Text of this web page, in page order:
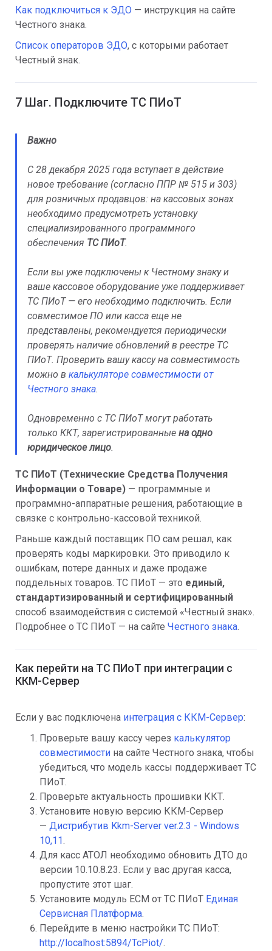
Как подключиться к ЭДО — инструкция на сайте
Честного знака.
Список операторов ЭДО, с которыми работает
Честный знак.
7 Шаг. Подключите ТС ПИоТ
Важно
С 28 декабря 2025 года вступает в действие
новое требование (согласно ППР № 515 и 303)
для розничных продавцов: на кассовых зонах
необходимо предусмотреть установку
специализированного программного
обеспечения ТС ПИоТ.
Если вы уже подключены к Честному знаку и
ваше кассовое оборудование уже поддерживает
ТС ПИоТ — его необходимо подключить. Если
совместимое ПО или касса еще не
представлены, рекомендуется периодически
проверять наличие обновлений в реестре ТС
ПИоТ. Проверить вашу кассу на совместимость
можно в калькуляторе совместимости от
Честного знака.
Одновременно с ТС ПИоТ могут работать
только ККТ, зарегистрированные на одно
юридическое лицо.
ТС ПИоТ (Технические Средства Получения
Информации о Товаре) — программные и
программно-аппаратные решения, работающие в
связке с контрольно-кассовой техникой.
Раньше каждый поставщик ПО сам решал, как
проверять коды маркировки. Это приводило к
ошибкам, потере данных и даже продаже
поддельных товаров. ТС ПИоТ — это единый,
стандартизированный и сертифицированный
способ взаимодействия с системой «Честный знак».
Подробнее о ТС ПИоТ — на сайте Честного знака.
Как перейти на ТС ПИоТ при интеграции с
ККМ-Сервер
Если у вас подключена интеграция с ККМ-Сервер:
Проверьте вашу кассу через калькулятор
совместимости на сайте Честного знака, чтобы
убедиться, что модель кассы поддерживает ТС
ПИоТ.
Проверьте актуальность прошивки ККТ.
Установите новую версию ККМ-Сервер
— Дистрибутив Kkm-Server ver.2.3 - Windows
10,11.
Для касс АТОЛ необходимо обновить ДТО до
версии 10.10.8.23. Если у вас другая касса,
пропустите этот шаг.
Установите модуль ЕСМ от ТС ПИоТ Единая
Сервисная Платформа.
Перейдите в меню настройки ТС ПИоТ:
http://localhost:5894/TcPiot/.